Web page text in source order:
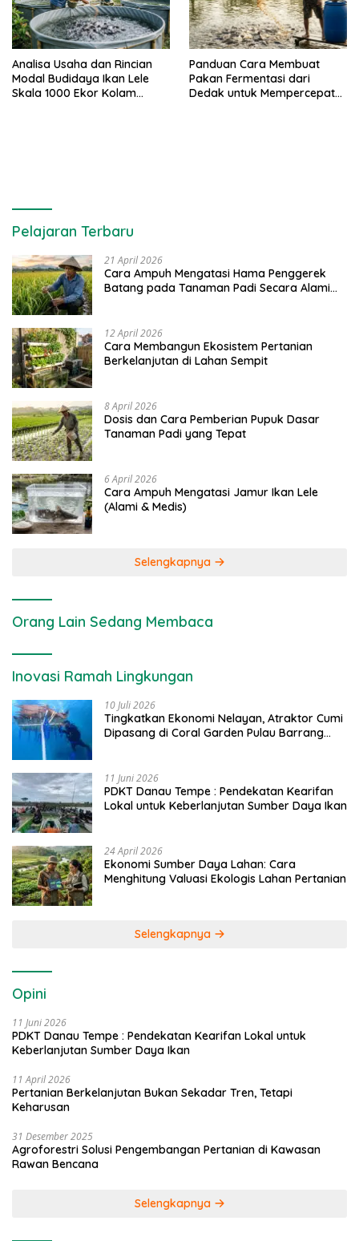
Analisa Usaha dan Rincian
Modal Budidaya Ikan Lele
Skala 1000 Ekor Kolam
Panduan Cara Membuat
Pakan Fermentasi dari
Dedak untuk Mempercepat
Pelajaran Terbaru
21 April 2026
Cara Ampuh Mengatasi Hama Penggerek
Batang pada Tanaman Padi Secara Alami
12 April 2026
Cara Membangun Ekosistem Pertanian
Berkelanjutan di Lahan Sempit
8 April 2026
Dosis dan Cara Pemberian Pupuk Dasar
Tanaman Padi yang Tepat
6 April 2026
Cara Ampuh Mengatasi Jamur Ikan Lele
(Alami & Medis)
Selengkapnya
Orang Lain Sedang Membaca
Inovasi Ramah Lingkungan
10 Juli 2026
Tingkatkan Ekonomi Nelayan, Atraktor Cumi
Dipasang di Coral Garden Pulau Barrang
11 Juni 2026
PDKT Danau Tempe : Pendekatan Kearifan
Lokal untuk Keberlanjutan Sumber Daya Ikan
24 April 2026
Ekonomi Sumber Daya Lahan: Cara
Menghitung Valuasi Ekologis Lahan Pertanian
Selengkapnya
Opini
11 Juni 2026
PDKT Danau Tempe : Pendekatan Kearifan Lokal untuk
Keberlanjutan Sumber Daya Ikan
11 April 2026
Pertanian Berkelanjutan Bukan Sekadar Tren, Tetapi
Keharusan
31 Desember 2025
Agroforestri Solusi Pengembangan Pertanian di Kawasan
Rawan Bencana
Selengkapnya